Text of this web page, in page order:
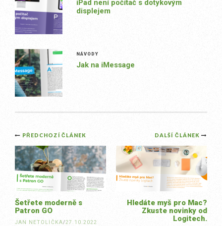
iPad není počítač s dotykovým
displejem
NÁVODY
Jak na iMessage
Post
navigation
DALŠÍ ČLÁNEK
Hledáte myš pro Mac?
Zkuste novinky od
Logitech.
PŘEDCHOZÍ ČLÁNEK
Šetřete moderně s
Patron GO
JAN NETOLIČKA/27.10.2022